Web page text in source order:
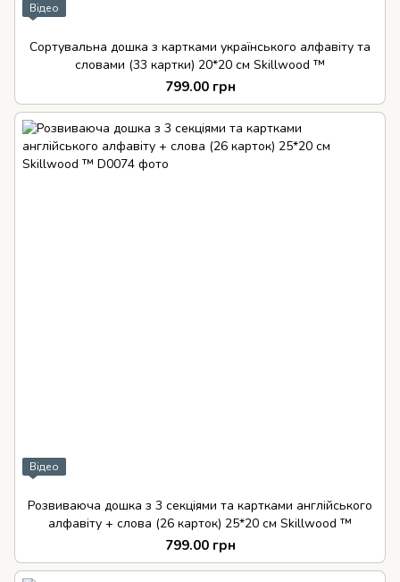
Відео
Сортувальна дошка з картками українського алфавіту та
словами (33 картки) 20*20 см Skillwood ™
799.00 грн
Відео
Розвиваюча дошка з 3 секціями та картками англійського
алфавіту + слова (26 карток) 25*20 см Skillwood ™
799.00 грн